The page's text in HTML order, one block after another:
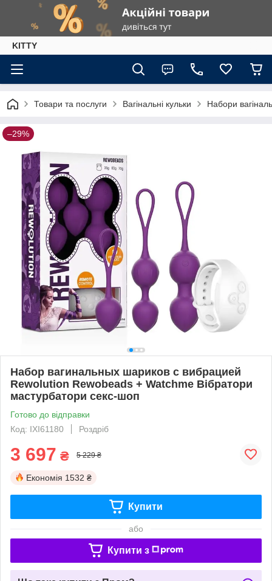
KITTY
Товари та послуги Вагінальні кульки Набори
–29%
Набор вагинальных шариков с вибрацией
Rewolution Rewobeads + Watchme Вібратори
мастурбатори секс-шоп
Готово до відправки
Код: IXI61180
Роздріб
3 697 ₴ 5 229 ₴
Економія 1532 ₴
Купити
або
Купити з